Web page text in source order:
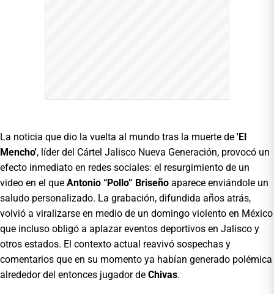
La noticia que dio la vuelta al mundo tras la muerte de 'El
Mencho', líder del Cártel Jalisco Nueva Generación, provocó un
efecto inmediato en redes sociales: el resurgimiento de un
video en el que Antonio “Pollo” Briseño aparece enviándole un
saludo personalizado. La grabación, difundida años atrás,
volvió a viralizarse en medio de un domingo violento en México
que incluso obligó a aplazar eventos deportivos en Jalisco y
otros estados. El contexto actual reavivó sospechas y
comentarios que en su momento ya habían generado polémica
alrededor del entonces jugador de Chivas.